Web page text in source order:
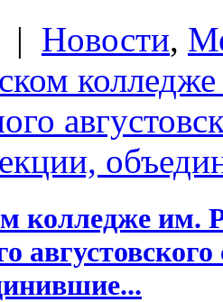
| Новости,
колледже им.